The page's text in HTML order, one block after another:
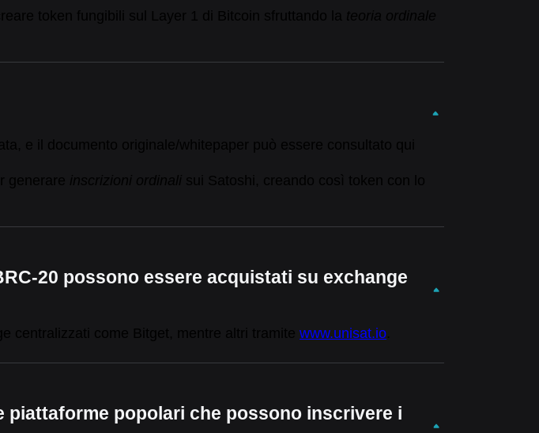
20 possono essere acquistati su exchange
www.unisat.io
piattaforme popolari che possono inscrivere i